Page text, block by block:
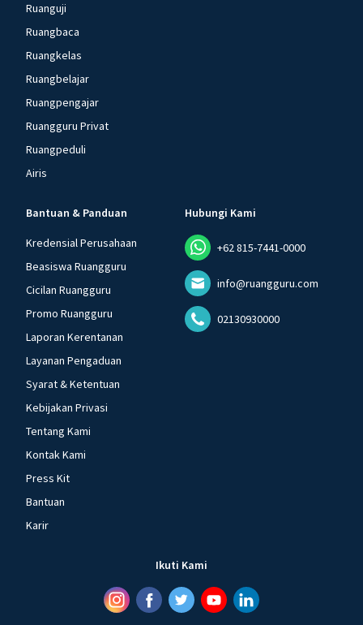
Ruanguji
Ruangbaca
Ruangkelas
Ruangbelajar
Ruangpengajar
Ruangguru Privat
Ruangpeduli
Airis
Bantuan & Panduan
Kredensial Perusahaan
Beasiswa Ruangguru
Cicilan Ruangguru
Promo Ruangguru
Laporan Kerentanan
Layanan Pengaduan
Syarat & Ketentuan
Kebijakan Privasi
Tentang Kami
Kontak Kami
Press Kit
Bantuan
Karir
Hubungi Kami
+62 815-7441-0000
info@ruangguru.com
02130930000
Ikuti Kami